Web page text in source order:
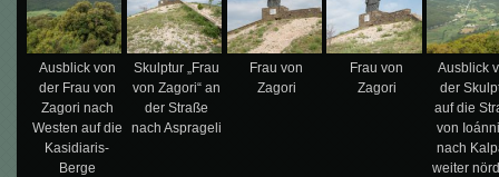
Ausblick von
der Frau von
Zagori nach
Westen auf die
Kasidiaris-
Berge
Skulptur „Frau
von Zagori“ an
der Straße
nach Asprageli
Frau von
Zagori
Frau von
Zagori
Ausblick
der
auf die
von
nach
weiter